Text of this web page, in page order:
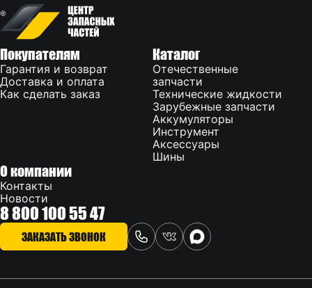
Покупателям
Гарантия и возврат
Доставка и оплата
Как сделать заказ
Каталог
Отечественные
запчасти
Технические жидкости
Зарубежные запчасти
Аккумуляторы
Инструмент
Аксессуары
Шины
О компании
Контакты
Новости
8 800 100 55 47
ЗАКАЗАТЬ ЗВОНОК